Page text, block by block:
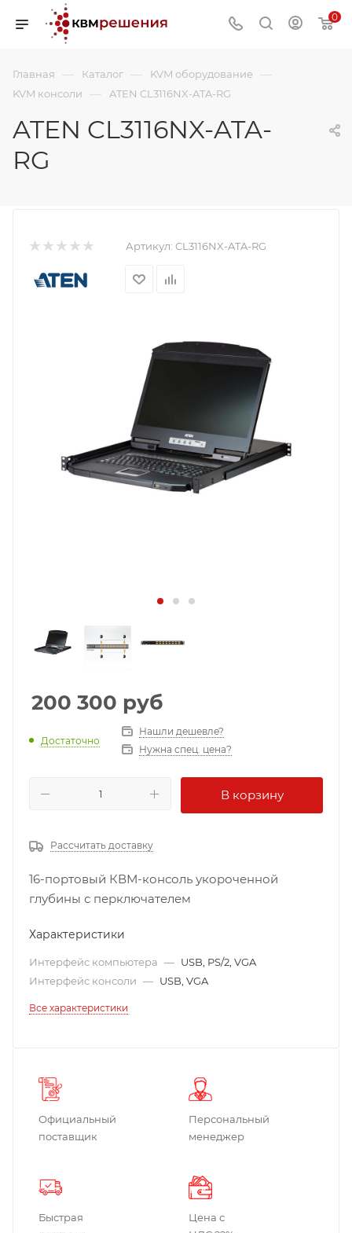
0
Главная — Каталог — KVM оборудование —
KVM консоли — ATEN CL3116NX-ATA-RG
ATEN CL3116NX-ATA-
RG
Артикул: CL3116NX-ATA-RG
200 300 руб
Достаточно
Нашли дешевле?
Нужна спец. цена?
В корзину
Рассчитать доставку
16-портовый КВМ-консоль укороченной
глубины с перключателем
Характеристики
Интерфейс компьютера — USB, PS/2, VGA
Интерфейс консоли — USB, VGA
Все характеристики
Официальный
поставщик
Персональный
менеджер
Быстрая
Цена с